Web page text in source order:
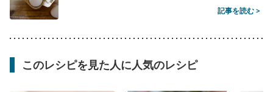
記事を読む >
このレシピを見た人に人気のレシピ